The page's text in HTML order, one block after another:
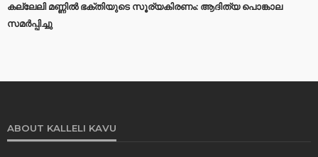
കല്ലേലി മണ്ണില്‍ ഭക്തിയുടെ സൂര്യകിരണം: ആദിത്യ പൊങ്കാല
സമര്‍പ്പിച്ചു
ABOUT KALLELI KAVU